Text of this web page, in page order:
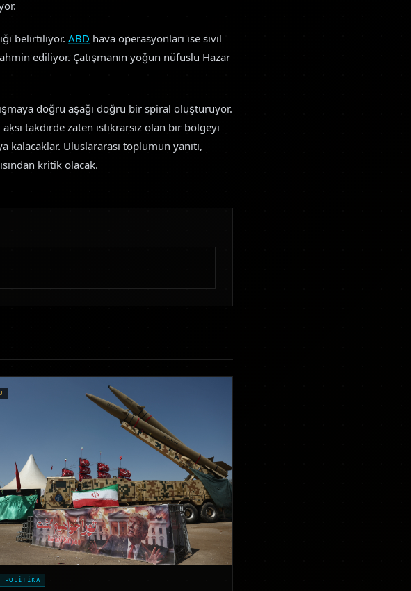
belirtiliyor. ABD hava operasyonları ise sivil
ediliyor. Çatışmanın yoğun nüfuslu Hazar
doğru aşağı doğru bir spiral oluşturuyor.
takdirde zaten istikrarsız olan bir bölgeyi
kalacaklar. Uluslararası toplumun yanıtı,
kritik olacak.
POLİTİKA